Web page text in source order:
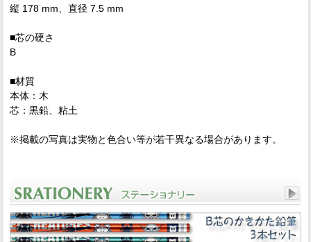
縦 178 mm、直径 7.5 mm
■芯の硬さ
B
■材質
本体：木
芯：黒鉛、粘土
※掲載の写真は実物と色合い等が若干異なる場合があります。